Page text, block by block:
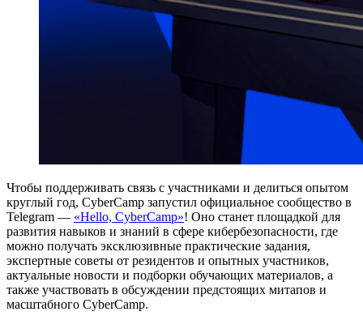
Чтобы поддерживать связь с участниками и делиться опытом
круглый год, CyberCamp запустил официальное сообщество в
Telegram — «Hello, CyberCamp»! Оно станет площадкой для
развития навыков и знаний в сфере кибербезопасности, где
можно получать эксклюзивные практические задания,
экспертные советы от резидентов и опытных участников,
актуальные новости и подборки обучающих материалов, а
также участвовать в обсуждении предстоящих митапов и
масштабного CyberCamp.